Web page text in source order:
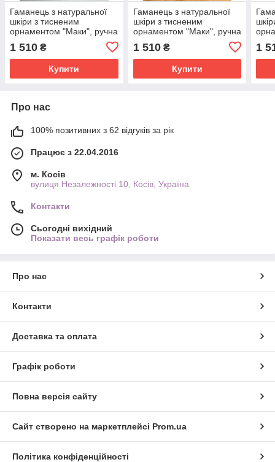
Гаманець з натуральної
шкіри з тисненим
орнаментом "Маки", ручна
кольору, 21х11
1 510 ₴
Купити
Гаманець з натуральної
шкіри з тисненим
орнаментом "Маки", ручна
робота, синього кольору,
21х11
1 510₴
Купити
1
Про нас
100% позитивних з 62 відгуків за рік
Працює з 22.04.2016
м. Косів
вулиця Незалежності 10, Косів, Україна
Контакти
Сьогодні вихідний
Показати весь графік роботи
Про нас
Контакти
Доставка та оплата
Графік роботи
Повна версія сайту
Сайт створено на маркетплейсі Prom.ua
Політика конфіденційності